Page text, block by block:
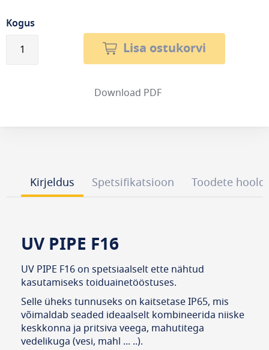
Kogus
Lisa ostukorvi
Download PDF
Kirjeldus Spetsifikatsioon Toodete
UV PIPE F16
UV PIPE F16 on spetsiaalselt ette nähtud
kasutamiseks toiduainetööstuses.
Selle üheks tunnuseks on kaitsetase IP65, mis
võimaldab seaded ideaalselt kombineerida niiske
keskkonna ja pritsiva veega, mahutitega
vedelikuga (vesi, mahl ... ..).